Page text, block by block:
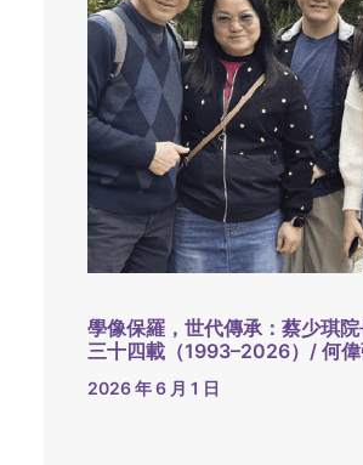
學像保羅，世代傳承：蔡少琪
三十四載（1993–2026）/ 何
2026 年 6 月 1 日